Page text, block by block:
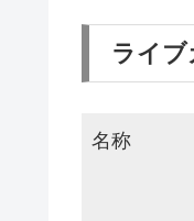
ライブ
名称